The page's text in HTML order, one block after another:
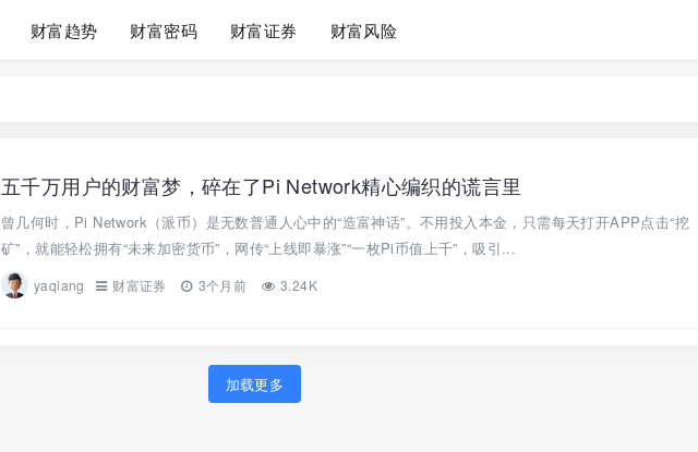
财富趋势 财富密码 财富证券 财富风险
五千万用户的财富梦，碎在了Pi Network精心编织的谎言里
曾几何时，Pi Network（派币）是无数普通人心中的“造富神话”。不用投入本金，只需每天打开APP点击“挖
矿”，就能轻松拥有“未来加密货币”，网传“上线即暴涨”“一枚Pi币值上千”，吸引...
yaqiang 财富证券 3个月前 3.24K
加载更多